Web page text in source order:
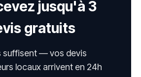
jusqu'à 3
gratuits
suffisent — vos devis
locaux arrivent en 24h